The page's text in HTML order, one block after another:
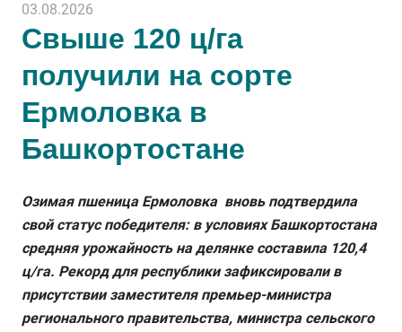
03.08.2026
Свыше 120 ц/га
получили на сорте
Ермоловка в
Башкортостане
Озимая пшеница Ермоловка вновь подтвердила
свой статус победителя: в условиях Башкортостана
средняя урожайность на делянке составила 120,4
ц/га. Рекорд для республики зафиксировали в
присутствии заместителя премьер-министра
регионального правительства, министра сельского